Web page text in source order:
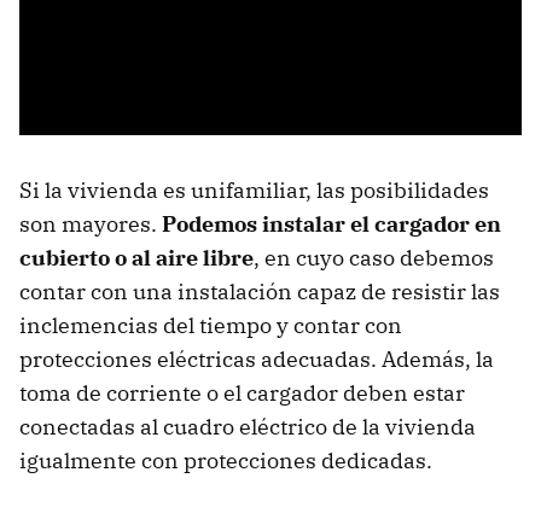
Si la vivienda es unifamiliar, las posibilidades
son mayores. Podemos instalar el cargador en
cubierto o al aire libre, en cuyo caso debemos
contar con una instalación capaz de resistir las
inclemencias del tiempo y contar con
protecciones eléctricas adecuadas. Además, la
toma de corriente o el cargador deben estar
conectadas al cuadro eléctrico de la vivienda
igualmente con protecciones dedicadas.